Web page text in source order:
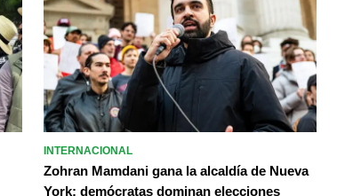
INTERNACIONAL
Zohran Mamdani gana la alcaldía de Nueva
York; demócratas dominan elecciones